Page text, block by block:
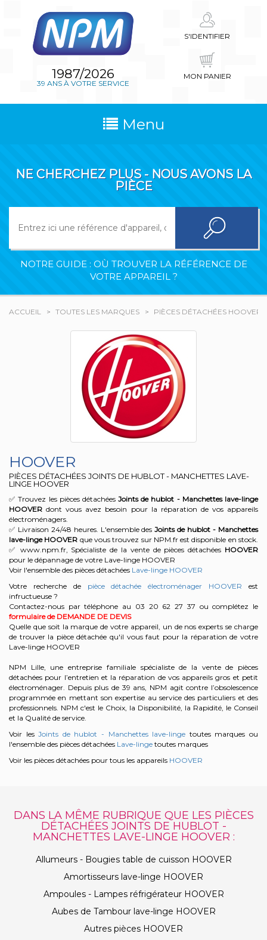
1987/2026
39 ANS À VOTRE SERVICE
S'IDENTIFIER
MON PANIER
Menu
NE CHERCHEZ PLUS - NOUS AVONS LA
PIÈCE
NOTRE GUIDE : OÙ TROUVER LA RÉFÉRENCE DE
VOTRE APPAREIL ?
ACCUEIL TOUTES LES MARQUES PIÈCES DÉTACHÉES HOOVER
HOOVER
PIÈCES DÉTACHÉES JOINTS DE HUBLOT - MANCHETTES LAVE-
LINGE HOOVER
✅ Trouvez les pièces détachéesJoints de hublot - Manchettes lave-linge
HOOVER dont vous avez besoin pour la réparation de vos appareils
électroménagers.
✅ Livraison 24/48 heures. L'ensemble desJoints de hublot - Manchettes
lave-linge HOOVER que vous trouvez sur NPM.fr est disponible en stock.
✅ www.npm.fr, Spécialiste de la vente de pièces détachées HOOVER
pour le dépannage de votre Lave-linge HOOVER
Voir l'ensemble des pièces détachées Lave-linge HOOVER
Votre recherche de pièce détachée électroménager HOOVER est
infructueuse ?
Contactez-nous par téléphone au 03 20 62 27 37 ou complétez le
formulaire de DEMANDE DE DEVIS
Quelle que soit la marque de votre appareil, un de nos experts se charge
de trouver la pièce détachée qu'il vous faut pour la réparation de votre
Lave-linge HOOVER
NPM Lille, une entreprise familiale spécialiste de la vente de pièces
détachées pour l’entretien et la réparation de vos appareils gros et petit
électroménager. Depuis plus de 39 ans, NPM agit contre l’obsolescence
programmée en mettant son expertise au service des particuliers et des
professionnels. NPM c'est le Choix, la Disponibilité, la Rapidité, le Conseil
et la Qualité de service.
Voir lesJoints de hublot - Manchettes lave-linge toutes marques ou
l'ensemble des pièces détachées Lave-linge toutes marques
Voir les pièces détachées pour tous les appareils HOOVER
DANS LA MÊME RUBRIQUE QUE LES PIÈCES
DÉTACHÉES JOINTS DE HUBLOT -
MANCHETTES LAVE-LINGE HOOVER :
Allumeurs - Bougies table de cuisson HOOVER
Amortisseurs lave-linge HOOVER
Ampoules - Lampes réfrigérateur HOOVER
Aubes de Tambour lave-linge HOOVER
Autres pièces HOOVER